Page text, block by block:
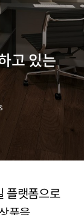
고 있는
플랫폼으로